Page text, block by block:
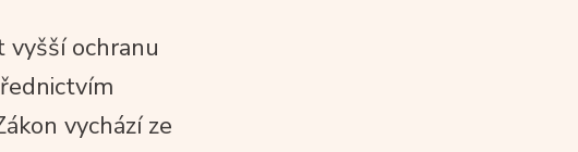
vyšší ochranu
vychází ze